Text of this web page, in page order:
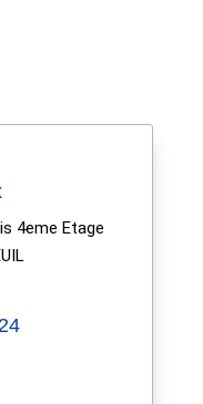
4eme Etage